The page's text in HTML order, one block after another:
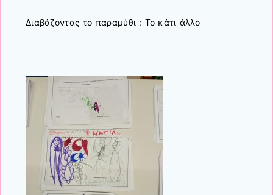
Διαβάζοντας το παραμύθι : Το κάτι άλλο